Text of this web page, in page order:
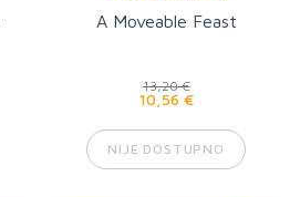
A Moveable Feast
13,20 €
10,56 €
NIJE DOSTUPNO